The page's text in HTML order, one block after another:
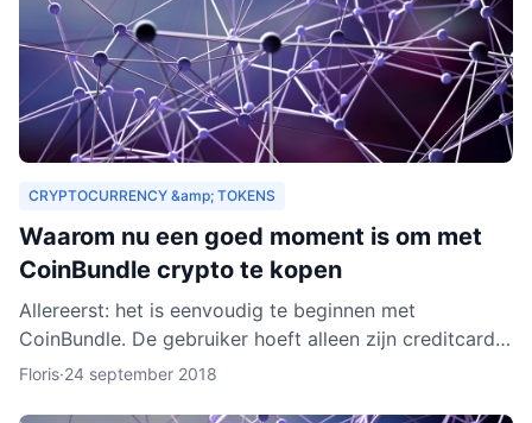
CRYPTOCURRENCY &amp; TOKENS
Waarom nu een goed moment is om met
CoinBundle crypto te kopen
Allereerst: het is eenvoudig te beginnen met
CoinBundle. De gebruiker hoeft alleen zijn creditcard
te gebruiken of bankinformatie op te geven, een paar
Floris·24 september 2018